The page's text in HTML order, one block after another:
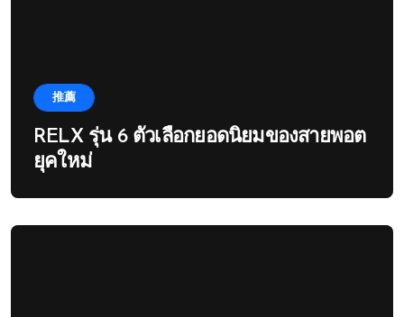
推薦
RELX รุ่น 6 ตัวเลือกยอดนิยมของสายพอต
ยุคใหม่